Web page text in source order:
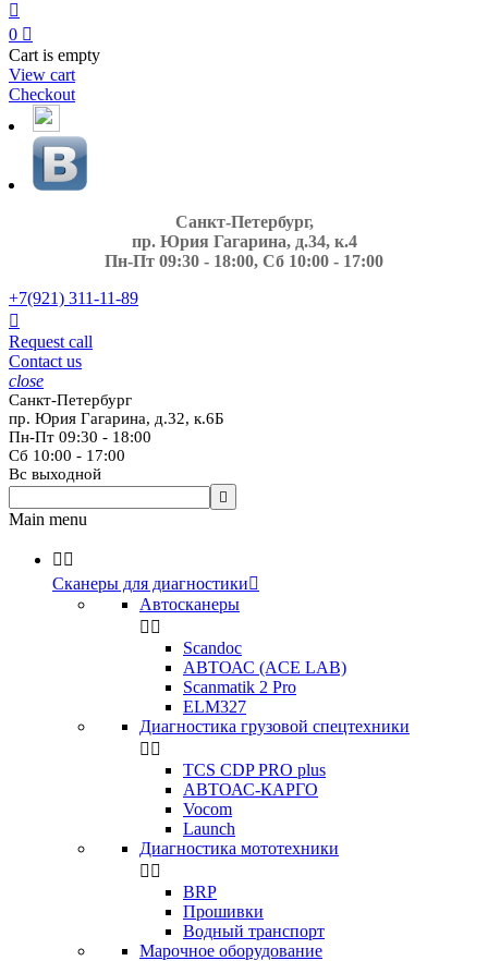

0 
Cart is empty
View cart
Checkout
Санкт-Петербург,
пр. Юрия Гагарина, д.34, к.4
Пн-Пт 09:30 - 18:00, Сб 10:00 - 17:00
+7(921) 311-11-89

Request call
Contact us
close
Санкт-Петербург
пр. Юрия Гагарина, д.32, к.6Б
Пн-Пт 09:30 - 18:00
Сб 10:00 - 17:00
Вс выходной

Main menu
 
Сканеры для диагностики
Автосканеры
 
Scandoc
АВТОАС (ACE LAB)
Scanmatik 2 Pro
ELM327
Диагностика грузовой спецтехники
 
TCS CDP PRO plus
АВТОАС-КАРГО
Vocom
Launch
Диагностика мототехники
 
BRP
Прошивки
Водный транспорт
Марочное оборудование